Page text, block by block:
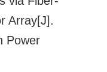
Array[J].
Power